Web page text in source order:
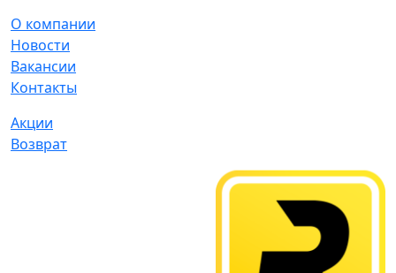
О компании
Новости
Вакансии
Контакты
Акции
Возврат